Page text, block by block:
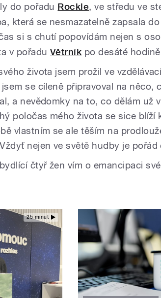
do pořadu Rockle, ve středu ve
která se nesmazatelně zapsala
si s chutí popovídám nejen s
v pořadu Větrník po desáté
života jsem prožil ve
se cíleně připravoval na něco,
a nevědomky na to, co dělám už
poločas mého života se sice blíží
vlastním se ale těším na
nejen ve světě hudby je pořád
čtyř žen vím o emancipaci
25 minut